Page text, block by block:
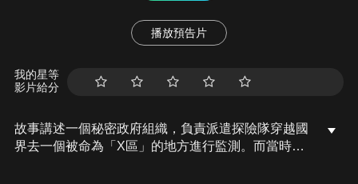
播放預告片
我的星等
影片給分
故事講述一個秘密政府組織，負責派遣探險隊穿越國
界去一個被命為「X區」的地方進行監測。而當時